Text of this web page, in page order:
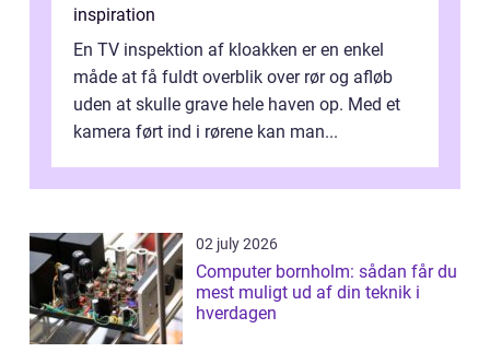
inspiration
En TV inspektion af kloakken er en enkel
måde at få fuldt overblik over rør og afløb
uden at skulle grave hele haven op. Med et
kamera ført ind i rørene kan man...
02 july 2026
Computer bornholm: sådan får du
mest muligt ud af din teknik i
hverdagen